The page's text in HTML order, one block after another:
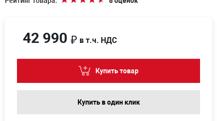
42 990 ₽ в т.ч. НДС
Купить товар
Купить в один клик